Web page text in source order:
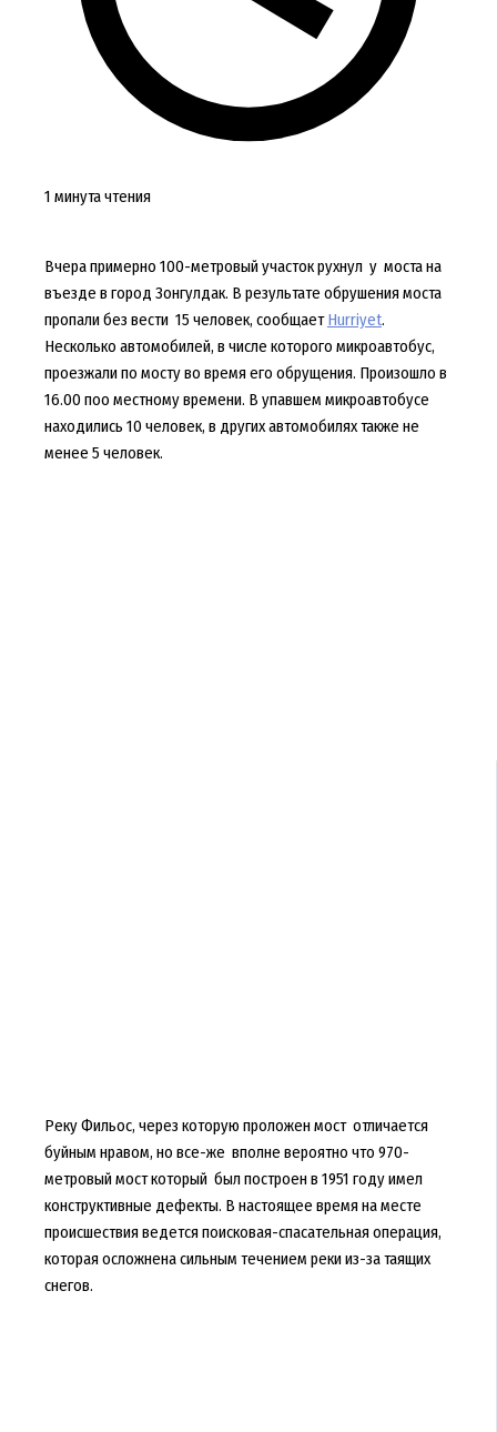
1 минута чтения
Вчера примерно 100-метровый участок рухнул у моста на
въезде в город Зонгулдак. В результате обрушения моста
пропали без вести 15 человек, сообщаетHurriyet.
Несколько автомобилей, в числе которого микроавтобус,
проезжали по мосту во время его обрущения. Произошло в
16.00 поо местному времени. В упавшем микроавтобусе
находились 10 человек, в других автомобилях также не
менее 5 человек.
Реку Фильос, через которую проложен мост отличается
буйным нравом, но все-же вполне вероятно что 970-
метровый мост который был построен в 1951 году имел
конструктивные дефекты. В настоящее время на месте
происшествия ведется поисковая-спасательная операция,
которая осложнена сильным течением реки из-за таящих
снегов.